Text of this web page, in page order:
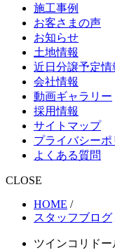
施工事例
お客さまの声
お知らせ
土地情報
近日分譲予定情
会社情報
動画ギャラリー
採用情報
サイトマップ
プライバシーポ
よくある質問
CLOSE
HOME /
スタッフブログ
ツインコリドー